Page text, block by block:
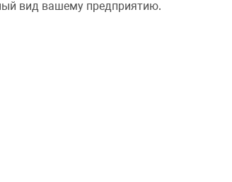
вид вашему предприятию.